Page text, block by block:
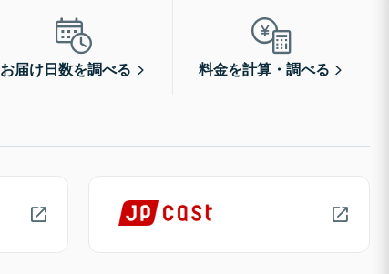
お届け日数を調べる 料金を計算・調べる